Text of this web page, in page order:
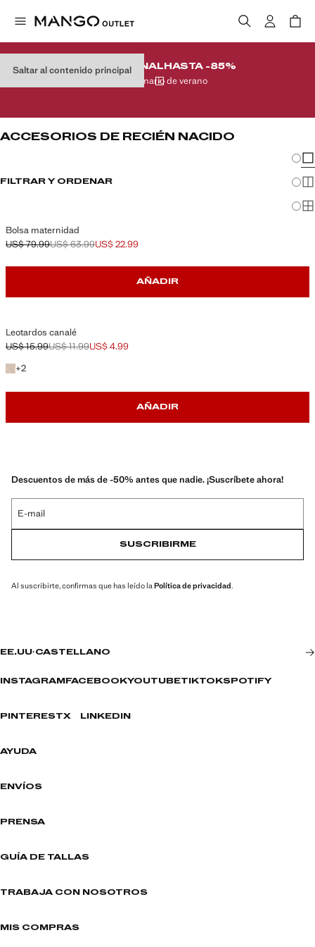
Saltar al contenido principal
REMATE FINAL HASTA -85%
En tu armario de verano
ACCESORIOS DE RECIÉN NACIDO
FILTRAR Y ORDENAR
Bolsa maternidad
Precio inicial tachado [US$ 79.99 ]
US$ 79.99
Segundo precio tachado [US$ 63.99 ]
US$ 63.99
Precio actual [US$ 22.99 ]US$ 22.99
AÑADIR
Leotardos canalé
Precio inicial tachado [US$ 15.99 ]
US$ 15.99
Segundo precio tachado [US$ 11.99 ]
US$ 11.99
Precio actual [US$ 4.99 ]US$ 4.99
+2
+2 colores
AÑADIR
Descuentos de más de -50% antes que nadie. ¡Suscríbete ahora!
E-mail
SUSCRIBIRME
Al suscribirte, confirmas que has leído la Política de privacidad.
EE.UU·CASTELLANO
INSTAGRAM FACEBOOKYOUTUBETIKTOKSPOTIFY
PINTERESTX LINKEDIN
AYUDA
ENVÍOS
PRENSA
GUÍA DE TALLAS
TRABAJA CON NOSOTROS
MIS COMPRAS